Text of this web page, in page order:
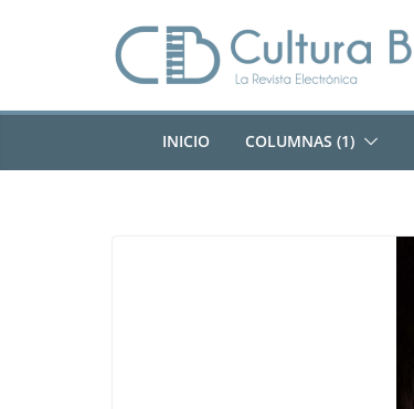
INICIO COLUMNAS (1)